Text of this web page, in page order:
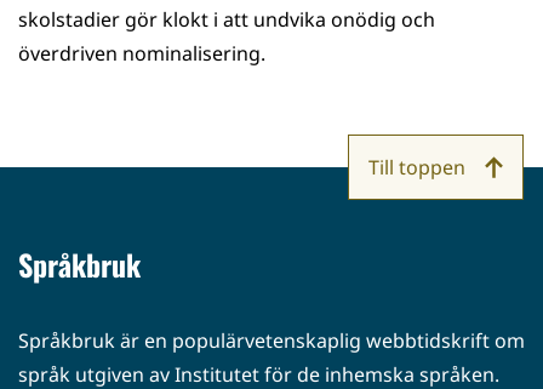
skolstadier gör klokt i att undvika onödig och
överdriven nominalisering.
Språkbruk
Språkbruk är en populärvetenskaplig webbtidskrift om
språk utgiven av Institutet för de inhemska språken.
Till toppen